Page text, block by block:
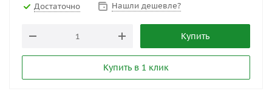
Достаточно Нашли дешевле?
Купить
Купить в 1 клик